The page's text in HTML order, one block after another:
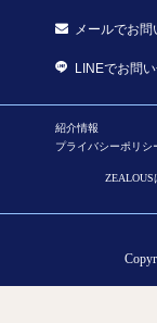
メールでお問
LINEでお問
紹介情報
プライバシーポリシ
ZEALOUS